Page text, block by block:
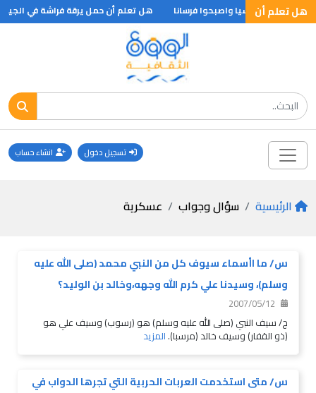
هل تعلم أنفي روسيا واصبحوا فرسانا هل تعلم أن حمل يرقة فراشة في الجيب ..
تسجيل دخول انشاء حساب
الرئيسية سؤال وجواب عسكرية
س/ ما اأسماء سيوف كل من النبي محمد (صلى الله عليه
وسلم)، وسيدنا علي كرم الله وجهه،وخالد بن الوليد؟
2007/05/12
ج/ سيف النبي (صلى الله عليه وسلم) هو (رسوب) وسيف علي هو
(ذو القفار) وسيف خالد (مرسبا).المزيد
س/ متى استخدمت العربات الحربية التي تجرها الدواب في